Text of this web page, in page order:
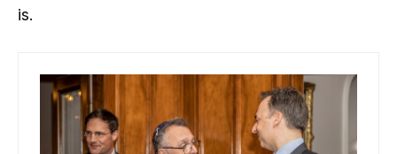
is.